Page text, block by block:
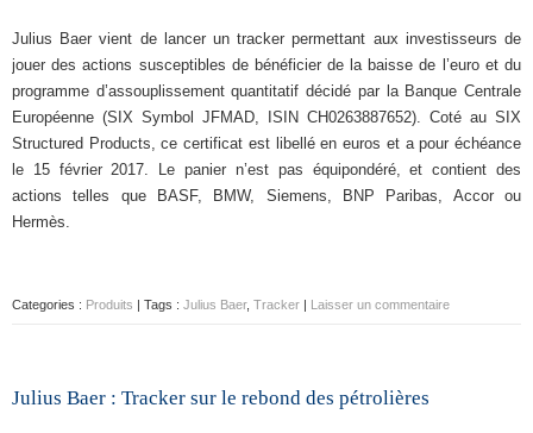
Julius Baer vient de lancer un tracker permettant aux investisseurs de
jouer des actions susceptibles de bénéficier de la baisse de l’euro et du
programme d’assouplissement quantitatif décidé par la Banque Centrale
Européenne (SIX Symbol JFMAD, ISIN CH0263887652). Coté au SIX
Structured Products, ce certificat est libellé en euros et a pour échéance
le 15 février 2017. Le panier n’est pas équipondéré, et contient des
actions telles que BASF, BMW, Siemens, BNP Paribas, Accor ou
Hermès.
Categories : Produits | Tags : Julius Baer, Tracker | Laisser un commentaire
Julius Baer : Tracker sur le rebond des pétrolières